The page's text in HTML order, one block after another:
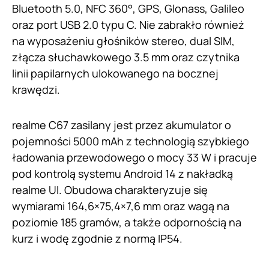
Bluetooth 5.0, NFC 360°, GPS, Glonass, Galileo
oraz port USB 2.0 typu C. Nie zabrakło również
na wyposażeniu głośników stereo, dual SIM,
złącza słuchawkowego 3.5 mm oraz czytnika
linii papilarnych ulokowanego na bocznej
krawędzi.
realme C67 zasilany jest przez akumulator o
pojemności 5000 mAh z technologią szybkiego
ładowania przewodowego o mocy 33 W i pracuje
pod kontrolą systemu Android 14 z nakładką
realme UI. Obudowa charakteryzuje się
wymiarami 164,6×75,4×7,6 mm oraz wagą na
poziomie 185 gramów, a także odpornością na
kurz i wodę zgodnie z normą IP54.